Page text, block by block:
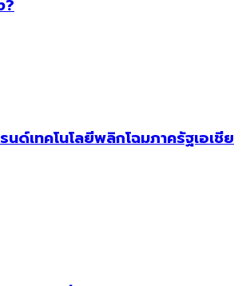
?
ด์เทคโนโลยีพลิกโฉมภาครัฐเอเชีย